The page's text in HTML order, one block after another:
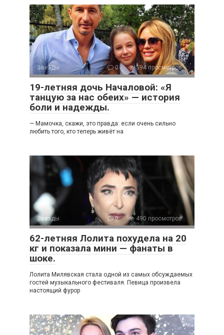
Звезды 0 594 просмотров
19-летняя дочь Началовой: «Я
танцую за нас обеих» — история
боли и надежды.
— Мамочка, скажи, это правда: если очень сильно
любить того, кто теперь живёт на
Звезды 0 490 просмотров
62-летняя Лолита похудела на 20
кг и показала мини — фанаты в
шоке.
Лолита Милявская стала одной из самых обсуждаемых
гостей музыкального фестиваля. Певица произвела
настоящий фурор